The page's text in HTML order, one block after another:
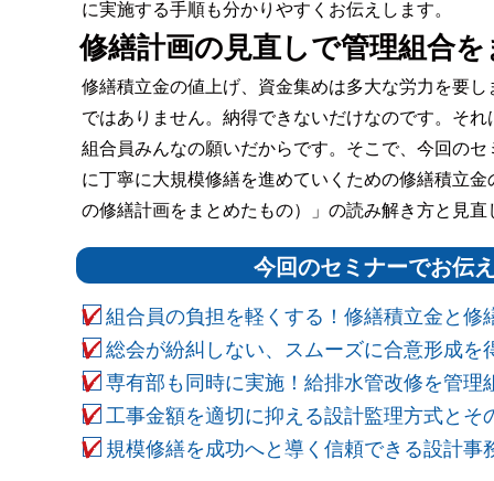
に実施する手順も分かりやすくお伝えします。
修繕計画の見直しで管理組合
修繕積立金の値上げ、資金集めは多大な労力を要
ではありません。納得できないだけなのです。そ
組合員みんなの願いだからです。そこで、今回の
に丁寧に大規模修繕を進めていくための修繕積立
の修繕計画をまとめたもの）」の読み解き方と見
今回のセミナーでお伝
組合員の負担を軽くする！修繕積立金と修
総会が紛糾しない、スムーズに合意形成を
専有部も同時に実施！給排水管改修を管
工事金額を適切に抑える設計監理方式とそ
規模修繕を成功へと導く信頼できる設計事